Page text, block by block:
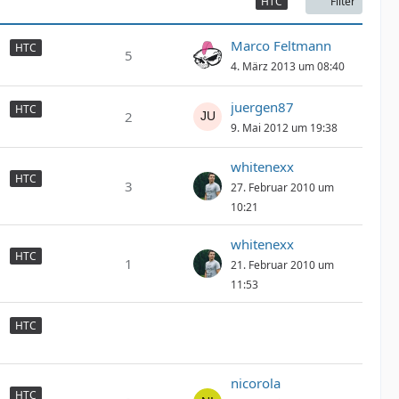
HTC 5
Marco Feltmann
4. März 2013 um 08:40
HTC 2
juergen87
9. Mai 2012 um 19:38
HTC 3
whitenexx
27. Februar 2010 um
10:21
HTC 1
whitenexx
21. Februar 2010 um
11:53
HTC
HTC
nicorola